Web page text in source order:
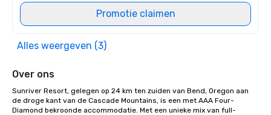
Promotie claimen
Alles weergeven (3)
Over ons
Sunriver Resort, gelegen op 24 km ten zuiden van Bend, Oregon aan
de droge kant van de Cascade Mountains, is een met AAA Four-
Diamond bekroonde accommodatie. Met een unieke mix van full-